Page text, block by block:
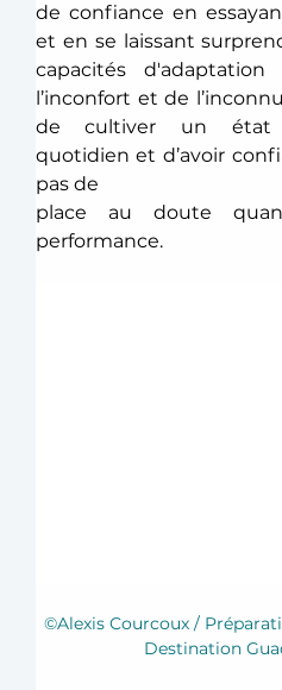
de confiance en
et en se laissant
capacités
l’inconfort et de
de cultiver un état
quotidien et d’avoir
pas de
place au doute
performance.
©Alexis Courcoux /
Destination